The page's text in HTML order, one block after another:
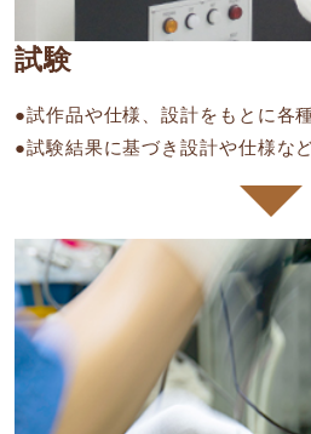
試験
●試作品や仕様、設計をもとに各
●試験結果に基づき設計や仕様な